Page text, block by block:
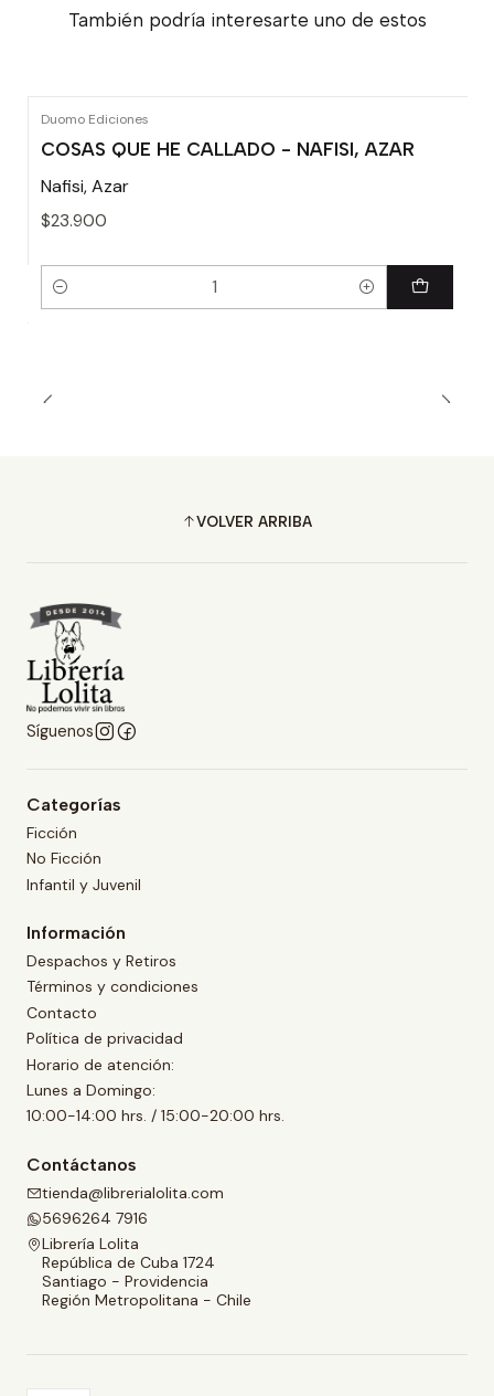
También podría interesarte uno de estos
Duomo Ediciones
COSAS QUE HE CALLADO - NAFISI, AZAR
Nafisi, Azar
$23.900
Cantidad
VOLVER ARRIBA
Síguenos
Categorías
Ficción
No Ficción
Infantil y Juvenil
Información
Despachos y Retiros
Términos y condiciones
Contacto
Política de privacidad
Horario de atención:
Lunes a Domingo:
10:00-14:00 hrs. / 15:00-20:00 hrs.
Contáctanos
tienda@librerialolita.com
5696264 7916
Librería Lolita
República de Cuba 1724
Santiago - Providencia
Región Metropolitana - Chile